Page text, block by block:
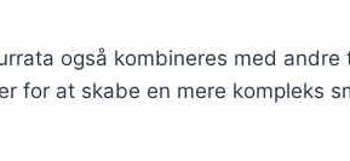
også kombineres med
for at skabe en mere kompleks